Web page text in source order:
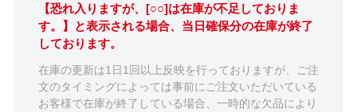
【恐れ入りますが、[○○]は在庫が不足しておりま
す。】と表示される場合、当日確保分の在庫が終了
しております。
在庫の更新は1日1回以上反映を行っておりますが、ご注
文のタイミングによっては事前にご注文いただいている
お客様で在庫が終了している場合、一時的な欠品により